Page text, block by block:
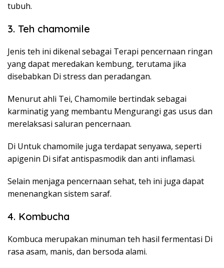
tubuh.
3. Teh chamomile
Jenis teh ini dikenal sebagai Terapi pencernaan ringan
yang dapat meredakan kembung, terutama jika
disebabkan Di stress dan peradangan.
Menurut ahli Tei, Chamomile bertindak sebagai
karminatig yang membantu Mengurangi gas usus dan
merelaksasi saluran pencernaan.
Di Untuk chamomile juga terdapat senyawa, seperti
apigenin Di sifat antispasmodik dan anti inflamasi.
Selain menjaga pencernaan sehat, teh ini juga dapat
menenangkan sistem saraf.
4. Kombucha
Kombuca merupakan minuman teh hasil fermentasi Di
rasa asam, manis, dan bersoda alami.